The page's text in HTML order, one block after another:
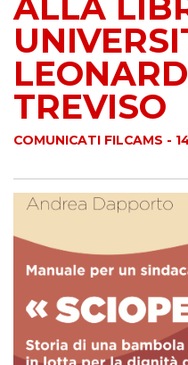
TREVISO
COMUNICATI FILCAMS -